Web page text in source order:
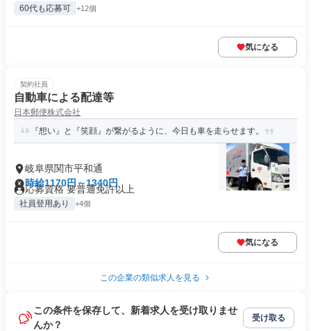
60代も応募可 +12個
気になる
契約社員
自動車による配達等
日本郵便株式会社
『想い』と『笑顔』が繋がるように、今日も車を走らせます。
岐阜県関市平和通
時給1170円～1340円
応募資格 要普通免許以上
社員登用あり +4個
気になる
この企業の類似求人を見る
この条件を保存して、新着求人を受け取りませ
んか？
受け取る